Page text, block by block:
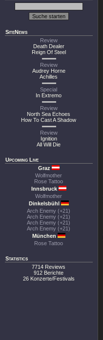
SiteNews
Review
Death Dealer
Reign Of Steel
Review
Audrey Horne
Achilles
Special
In Extremo
Review
North Sea Echoes
How To Cast A Shadow
Review
Ignition
All Will Die
Upcoming Live
Graz
Wolfmother
Rose Tattoo
Innsbruck
Wolfmother
Dinkelsbühl
Arch Enemy (+21)
Arch Enemy (+21)
Arch Enemy (+21)
Arch Enemy (+21)
München
Rose Tattoo
Statistics
7714 Reviews
912 Berichte
26 Konzerte/Festivals